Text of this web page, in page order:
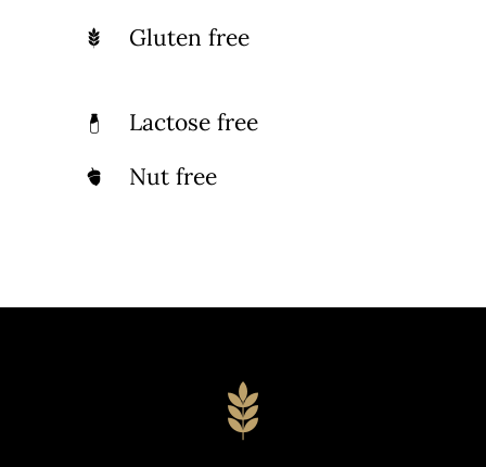
Gluten free
Lactose free
Nut free